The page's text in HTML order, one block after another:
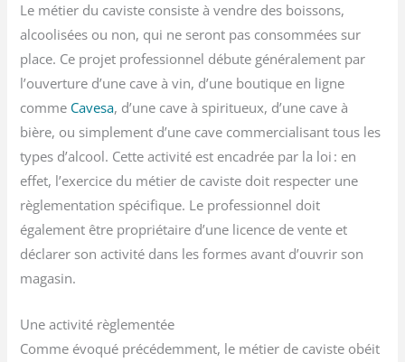
Le métier du caviste consiste à vendre des boissons,
alcoolisées ou non, qui ne seront pas consommées sur
place. Ce projet professionnel débute généralement par
l’ouverture d’une cave à vin, d’une boutique en ligne
comme Cavesa, d’une cave à spiritueux, d’une cave à
bière, ou simplement d’une cave commercialisant tous les
types d’alcool. Cette activité est encadrée par la loi : en
effet, l’exercice du métier de caviste doit respecter une
règlementation spécifique. Le professionnel doit
également être propriétaire d’une licence de vente et
déclarer son activité dans les formes avant d’ouvrir son
magasin.
Une activité règlementée
Comme évoqué précédemment, le métier de caviste obéit